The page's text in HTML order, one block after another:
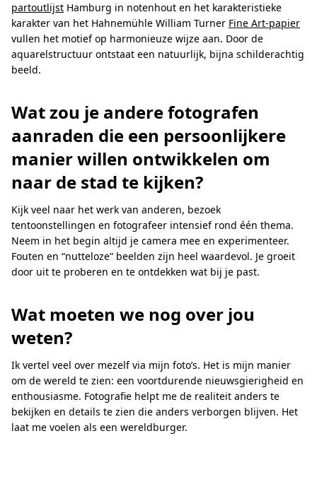
partoutlijst Hamburg in notenhout en het karakteristieke
karakter van het Hahnemühle William Turner Fine Art-papier
vullen het motief op harmonieuze wijze aan. Door de
aquarelstructuur ontstaat een natuurlijk, bijna schilderachtig
beeld.
Wat zou je andere fotografen
aanraden die een persoonlijkere
manier willen ontwikkelen om
naar de stad te kijken?
Kijk veel naar het werk van anderen, bezoek
tentoonstellingen en fotografeer intensief rond één thema.
Neem in het begin altijd je camera mee en experimenteer.
Fouten en “nutteloze” beelden zijn heel waardevol. Je groeit
door uit te proberen en te ontdekken wat bij je past.
Wat moeten we nog over jou
weten?
Ik vertel veel over mezelf via mijn foto’s. Het is mijn manier
om de wereld te zien: een voortdurende nieuwsgierigheid en
enthousiasme. Fotografie helpt me de realiteit anders te
bekijken en details te zien die anders verborgen blijven. Het
laat me voelen als een wereldburger.